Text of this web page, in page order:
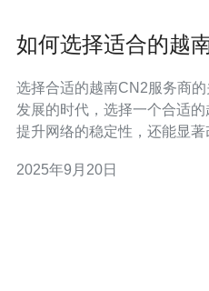
如何选择适合的越
选择合适的越南CN2服务商
发展的时代，选择一个合适
提升网络的稳定性，还能显
客户支持与售后服务 价格与性价比 越南作为东南亚的重要
2025年9月20日